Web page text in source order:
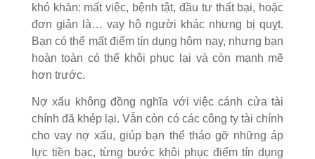
khó khăn: mất việc, bệnh tật, đầu tư thất bại, hoặc
đơn giản là… vay hộ người khác nhưng bị quỵt.
Bạn có thể mất điểm tín dụng hôm nay, nhưng bạn
hoàn toàn có thể khôi phục lại và còn mạnh mẽ
hơn trước.
Nợ xấu không đồng nghĩa với việc cánh cửa tài
chính đã khép lại. Vẫn còn có các công ty tài chính
cho vay nợ xấu, giúp bạn thể tháo gỡ những áp
lực tiền bạc, từng bước khôi phục điểm tín dụng